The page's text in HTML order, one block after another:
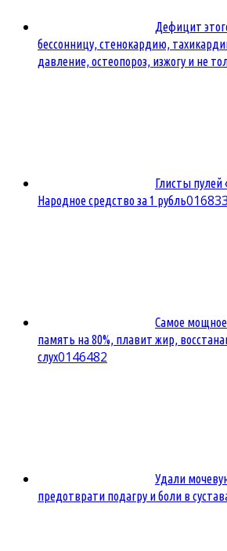
Дефицит
бессонницу, стенокардию,
давление, остеопороз, изжогу и не
Глисты пулей
Народное средство за 1 рубль0
Самое
память на 80%, плавит жир,
слух0146482
Удали
предотврати подагру и боли в